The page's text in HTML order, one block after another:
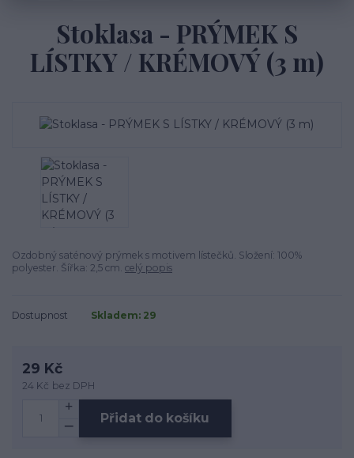
Stoklasa - PRÝMEK S
LÍSTKY / KRÉMOVÝ (3 m)
Ozdobný saténový prýmek s motivem lístečků. Složení: 100%
polyester. Šířka: 2,5 cm. celý popis
Dostupnost Skladem: 29
29 Kč
24 Kč bez DPH
Přidat do košíku